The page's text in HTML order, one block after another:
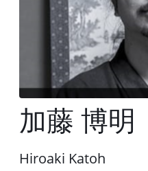
加藤 博明
Hiroaki Katoh